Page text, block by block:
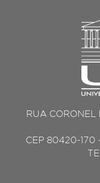
RUA CORONEL
CEP 80420-170